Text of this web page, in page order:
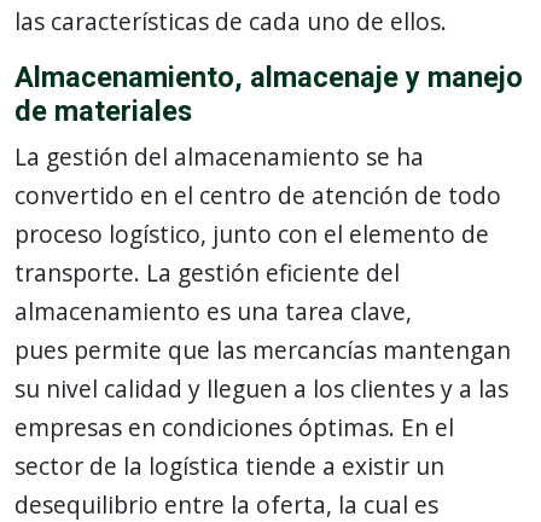
las características de cada uno de ellos.
Almacenamiento, almacenaje y manejo
de materiales
La gestión del almacenamiento se ha
convertido en el centro de atención de todo
proceso logístico, junto con el elemento de
transporte. La gestión eficiente del
almacenamiento es una tarea clave,
pues permite que las mercancías mantengan
su nivel calidad y lleguen a los clientes y a las
empresas en condiciones óptimas. En el
sector de la logística tiende a existir un
desequilibrio entre la oferta, la cual es